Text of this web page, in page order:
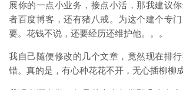
展你的一点小业务，接点小活，那我建议
者百度博客，还有猪八戒。为这个建个专
要。花钱不说，还要经历还维护他。。。
我自己随便修改的几个文章，竟然现在排
错。真的是，有心种花花不开，无心插柳柳成